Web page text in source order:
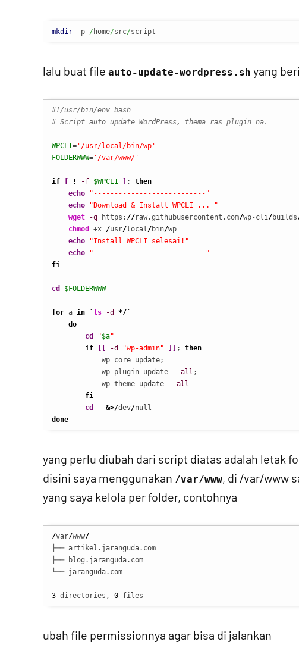
mkdir -p /home/src/script
lalu buat file auto-update-wordpress.sh yang
#!/usr/bin/env bash
# Script auto update WordPress, thema ras plugin na.
WPCLI= '/usr/local/bin/wp'
FOLDERWWW= '/var/www/'
if ! -f $WPCLI ; then
echo
"---------------------------"
echo
"Download & Install WPCLI ... "
wget
-q https: //raw.githubusercontent.com/wp-cli/builds
chmod
+x /usr/local/bin/wp
echo
"Install WPCLI selesai!"
echo
"---------------------------"
fi
cd $FOLDERWWW
for a in ` ls -d
*/`
do
cd
"$a"
if
-d "wp-admin" ; then
            wp core update;
            wp plugin update
--all ;
            wp theme update
--all
fi
cd
- &>/dev/
done
yang perlu diubah dari script diatas adalah letak
disini saya menggunakan /var/www, di /var/www
yang saya kelola per folder, contohnya
/var/www/
├── artikel.jaranguda.com
├── blog.jaranguda.com
└── jaranguda.com
3 directories, 0 files
ubah file permissionnya agar bisa di jalankan